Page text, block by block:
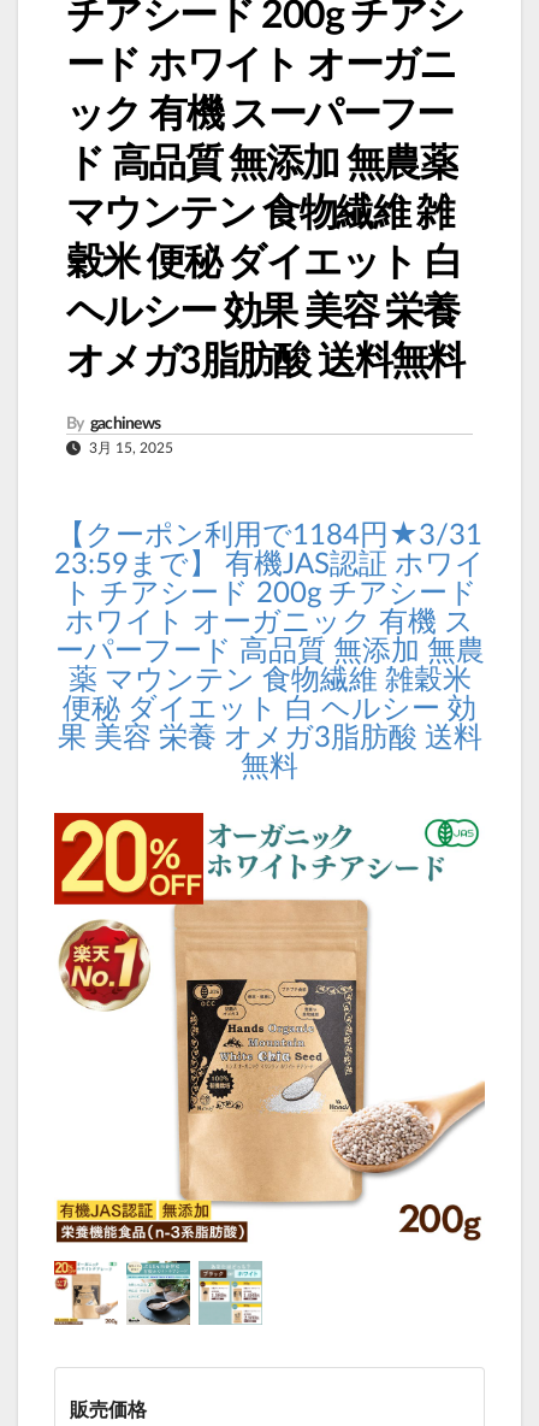
チアシード 200g チアシ
ード ホワイト オーガニ
ック 有機 スーパーフー
ド 高品質 無添加 無農薬
マウンテン 食物繊維 雑
穀米 便秘 ダイエット 白
ヘルシー 効果 美容 栄養
オメガ3脂肪酸 送料無料
By gachinews
3月 15, 2025
【クーポン利用で1184円★3/31
23:59まで】 有機JAS認証 ホワイ
ト チアシード 200g チアシード
ホワイト オーガニック 有機 ス
ーパーフード 高品質 無添加 無農
薬 マウンテン 食物繊維 雑穀米
便秘 ダイエット 白 ヘルシー 効
果 美容 栄養 オメガ3脂肪酸 送料
無料
販売価格